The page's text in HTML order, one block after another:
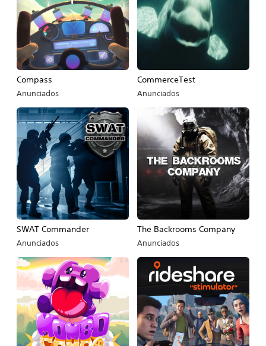
Compass
Anunciados
CommerceTest
Anunciados
SWAT Commander
Anunciados
The Backrooms Company
Anunciados